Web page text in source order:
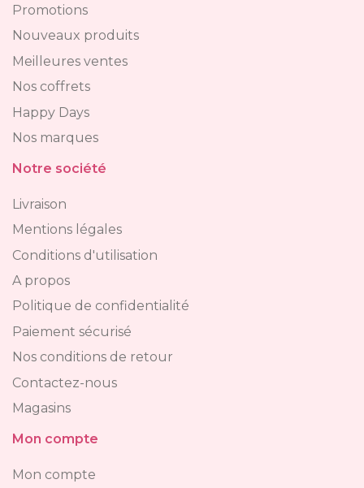
Promotions
Nouveaux produits
Meilleures ventes
Nos coffrets
Happy Days
Nos marques
Notre société
Livraison
Mentions légales
Conditions d'utilisation
A propos
Politique de confidentialité
Paiement sécurisé
Nos conditions de retour
Contactez-nous
Magasins
Mon compte
Mon compte